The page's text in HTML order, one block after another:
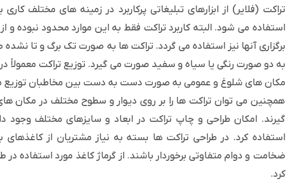
تراکت (فلایر) از ابزارهای تبلیغاتی پرکاربرد در زمینه های مختلف
استفاده می شود. البته کاربرد تراکت فقط به این موارد محدود نبوده و
برگزاری آنها نیز استفاده می گردد. تراکت ها به صورت تک برگ و تا
به دو صورت رنگی یا سیاه و سفید صورت می گیرد. توزیع تراکت معمولاً در
مکان های شلوغ و عمومی به صورت دست به دست بین مخاطبان توزیع
همچنین می توان تراکت ها را بر روی دیوار و سطوح مختلف در مکان
گیرند. امکان طراحی و چاپ تراکت در ابعاد و سایزهای مختلف وجود
استفاده کرد. در طراحی تراکت ها بسته به نیاز مشتریان از
کرد.